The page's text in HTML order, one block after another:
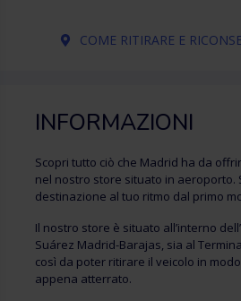
COME RITIRARE E
INFORMAZIONI
Scopri tutto ciò che Madrid ha da
nel nostro store situato in aeroporto.
destinazione al tuo ritmo dal primo
Il nostro store è situato all’interno
Suárez Madrid-Barajas, sia al
così da poter ritirare il veicolo in
appena atterrato.